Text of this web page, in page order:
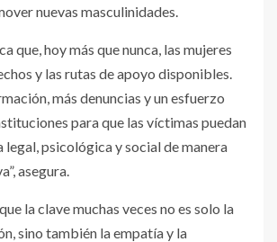
nuevas masculinidades.
que, hoy más que nunca, las mujeres
y las rutas de apoyo disponibles.
más denuncias y un esfuerzo
para que las víctimas puedan
psicológica y social de manera
asegura.
la clave muchas veces no es solo la
sino también la empatía y la